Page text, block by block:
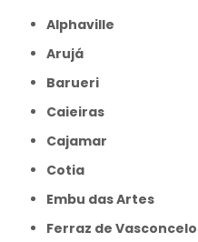
Alphaville
Arujá
Barueri
Caieiras
Cajamar
Cotia
Embu das Artes
Ferraz de